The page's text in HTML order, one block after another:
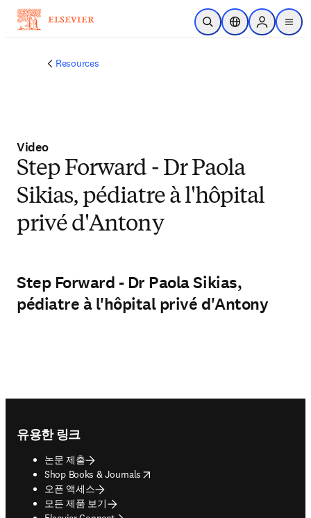
주요 콘텐츠로 건너뛰기
검색 열기위치 선택기Sign in to
menu
Resources
Video
Step Forward - Dr Paola
Sikias, pédiatre à l'hôpital
privé d'Antony
Step Forward - Dr Paola Sikias,
pédiatre à l'hôpital privé d'Antony
유용한 링크
논문 제출
Shop Books & Journals
opens in new tab/window
오픈 액세스
모든 제품 보기